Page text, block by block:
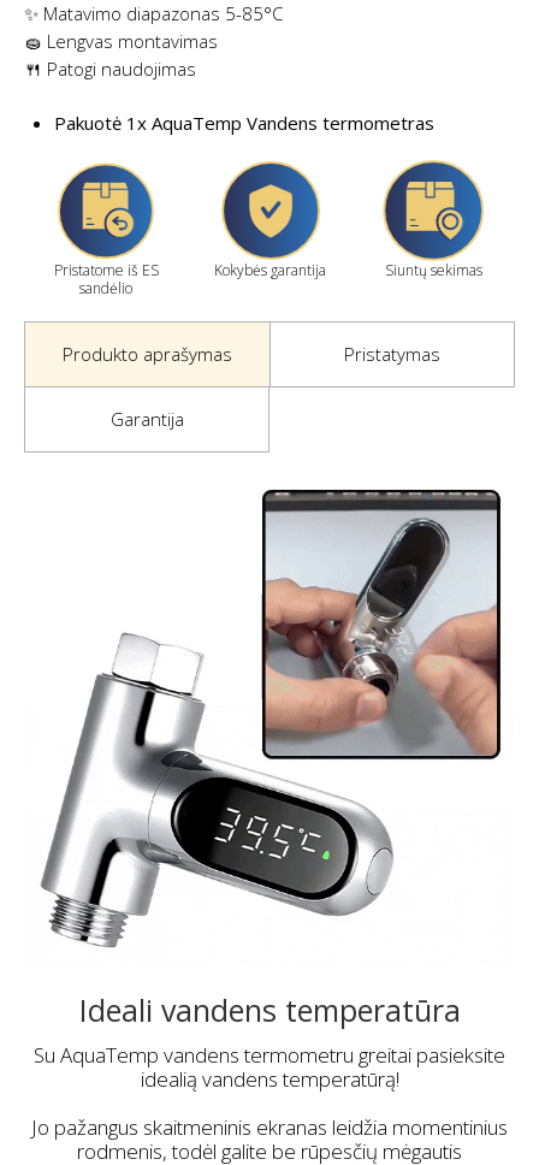
✨ Matavimo diapazonas 5-85°C
🧽 Lengvas montavimas
🍴 Patogi naudojimas
Pakuotė 1x AquaTemp Vandens termometras
Pristatome iš ES
sandėlio
Kokybės garantija Siuntų sekimas
Produkto aprašymas Pristatymas
Garantija
Ideali vandens temperatūra
Su AquaTemp vandens termometru greitai pasieksite
idealią vandens temperatūrą!
Jo pažangus skaitmeninis ekranas leidžia momentinius
rodmenis, todėl galite be rūpesčių mėgautis